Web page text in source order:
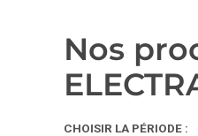
Nos
CHOISIR LA PÉRIODE :